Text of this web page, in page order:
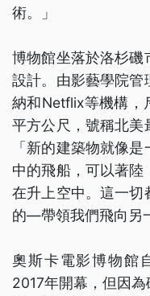
術。」
博物館坐落於洛杉磯
設計。由影藝學院管
納和Netflix等機構，
平方公尺，號稱北美
「新的建築物就像
中的飛船，可以著
在升上空中。這一切
的—帶領我們飛向另
奧斯卡電影博物館
2017年開幕，但因